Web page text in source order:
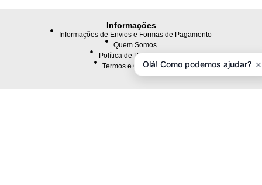
Informações
Informações de Envios e Formas de Pagamento
Quem Somos
Política de Privacidade
Termos e CondiçõesOlá! Como podemos ajudar? ×